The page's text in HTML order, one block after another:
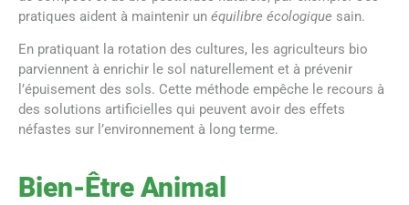
pratiques aident à maintenir un équilibre écologique sain.
En pratiquant la rotation des cultures, les agriculteurs bio
parviennent à enrichir le sol naturellement et à prévenir
l’épuisement des sols. Cette méthode empêche le recours à
des solutions artificielles qui peuvent avoir des effets
néfastes sur l’environnement à long terme.
Bien-Être Animal